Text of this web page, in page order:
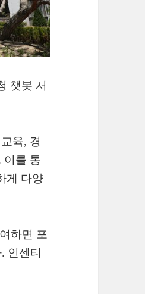
챗봇 서
육, 경
이를 통
게 다양
하면 포
인센티